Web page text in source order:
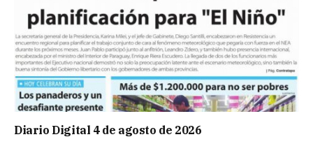
Diario Digital 4 de agosto de 2026